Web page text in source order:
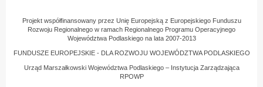
Projekt współfinansowany przez Unię Europejską z Europejskiego Funduszu
Rozwoju Regionalnego w ramach Regionalnego Programu Operacyjnego
Województwa Podlaskiego na lata 2007-2013
FUNDUSZE EUROPEJSKIE - DLA ROZWOJU WOJEWÓDZTWA PODLASKIEGO
Urząd Marszałkowski Województwa Podlaskiego – Instytucja Zarządzająca
RPOWP